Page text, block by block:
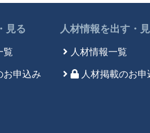
見る
覧
お申込み
人材情報を出す・
人材情報一覧
人材掲載のお申